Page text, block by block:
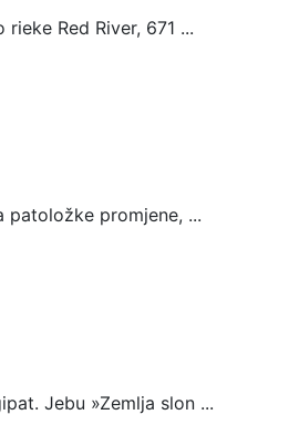
Red River, 671 ...
patoložke promjene, ...
Jebu »Zemlja slon ...